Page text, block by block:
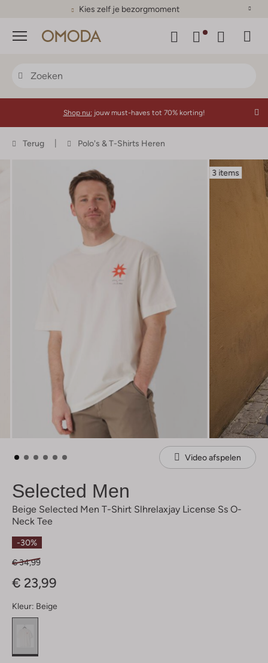
Kies zelf je bezorgmoment
Menu
Shop nu: jouw must-haves tot 70% korting!
Terug Polo's & T-Shirts Heren
3 items
Video afspelen
Selected Men
Beige Selected Men T-Shirt Slhrelaxjay License Ss O-
Neck Tee
-30%
€ 34,99
€ 23,99
Kleur: Beige